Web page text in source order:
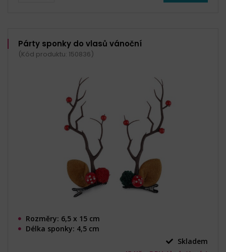
Párty sponky do vlasů vánoční
(Kód produktu: 150836)
Rozměry: 6,5 x 15 cm
Délka sponky: 4,5 cm
Skladem